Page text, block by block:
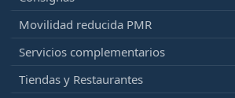
Movilidad reducida PMR
Servicios complementarios
Tiendas y Restaurantes